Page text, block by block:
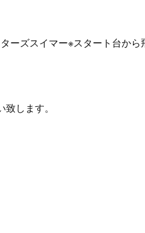
ーズスイマー※スタート台か
します。